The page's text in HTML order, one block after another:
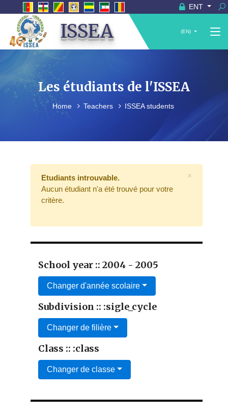
ENT
ISSEA (EN)
Les étudiants de l'ISSEA
Home Teachers ISSEA students
Etudiants introuvable.
Aucun étudiant n'a été trouvé pour votre
critère.
×
School year :: 2004 - 2005
Changer d'année scolaire
Subdivision :: :sigle_cycle
Changer de filière
Class :: :class
Changer de classe